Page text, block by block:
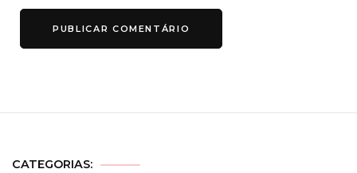
CATEGORIAS: